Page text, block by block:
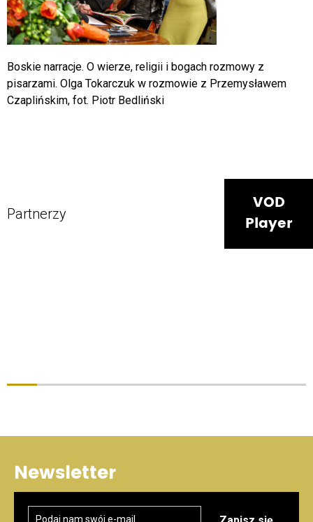
VOD
Player
Boskie narracje. O wierze, religii i bogach rozmowy z
pisarzami. Olga Tokarczuk w rozmowie z Przemysławem
Czaplińskim, fot. Piotr Bedliński
Partnerzy
Newsletter